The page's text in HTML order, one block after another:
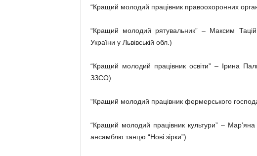
“Кращий молодий працівник правоохоронних
“Кращий молодий рятувальник” – Максим
України у Львівській обл.)
“Кращий молодий працівник освіти” – Ірина
ЗЗСО)
“Кращий молодий працівник фермерського
“Кращий молодий працівник культури” –
ансамблю танцю “Нові зірки”)